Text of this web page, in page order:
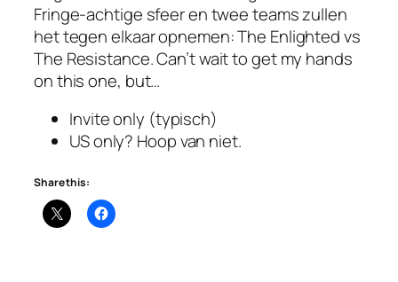
Fringe-achtige sfeer en twee teams zullen
het tegen elkaar opnemen: The Enlighted vs
The Resistance. Can’t wait to get my hands
on this one, but…
Invite only (typisch)
US only? Hoop van niet.
Share this: